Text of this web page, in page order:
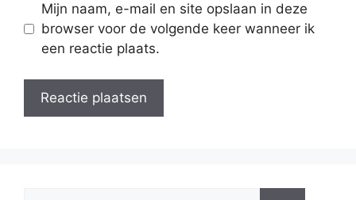
Mijn naam, e-mail en site opslaan in deze
browser voor de volgende keer wanneer ik
een reactie plaats.